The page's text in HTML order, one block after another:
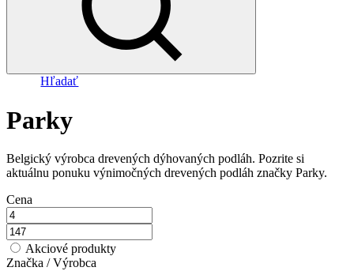
Hľadať
Parky
Belgický výrobca drevených dýhovaných podláh. Pozrite si
aktuálnu ponuku výnimočných drevených podláh značky Parky.
Cena
Akciové produkty
Značka / Výrobca